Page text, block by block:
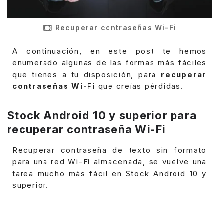
Recuperar contraseñas Wi-Fi
A continuación, en este post te hemos
enumerado algunas de las formas más fáciles
que tienes a tu disposición, para recuperar
contraseñas Wi-Fi que creías pérdidas.
Stock Android 10 y superior para
recuperar contraseña Wi-Fi
Recuperar contraseña de texto sin formato
para una red Wi-Fi almacenada, se vuelve una
tarea mucho más fácil en Stock Android 10 y
superior.